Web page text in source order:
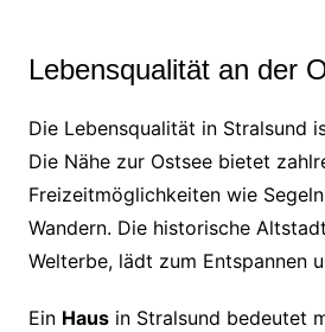
Lebensqualität an der
Die Lebensqualität in Stralsund
Die Nähe zur Ostsee bietet
Freizeitmöglichkeiten wie
Wandern. Die historische
Welterbe, lädt zum Entspannen
Ein Hausin Stralsund bedeutet